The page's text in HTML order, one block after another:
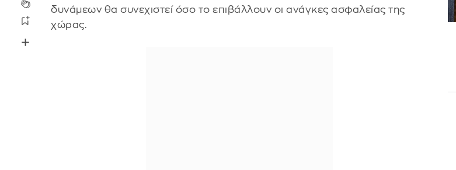
δυνάμεων θα συνεχιστεί όσο το επιβάλλουν οι ανάγκες ασφαλείας της
χώρας.